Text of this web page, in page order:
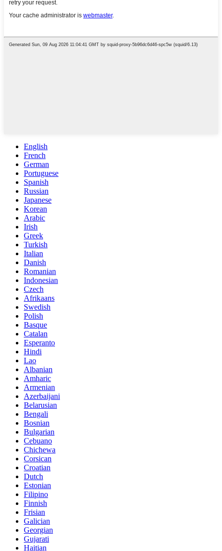
English
French
German
Portuguese
Spanish
Russian
Japanese
Korean
Arabic
Irish
Greek
Turkish
Italian
Danish
Romanian
Indonesian
Czech
Afrikaans
Swedish
Polish
Basque
Catalan
Esperanto
Hindi
Lao
Albanian
Amharic
Armenian
Azerbaijani
Belarusian
Bengali
Bosnian
Bulgarian
Cebuano
Chichewa
Corsican
Croatian
Dutch
Estonian
Filipino
Finnish
Frisian
Galician
Georgian
Gujarati
Haitian